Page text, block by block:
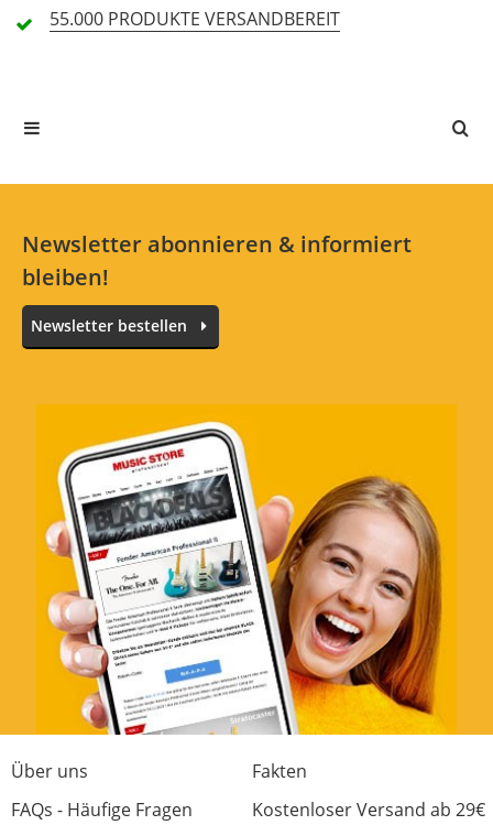
In deiner Sprache gibt es noch keine Textbewertungen.
55.000 PRODUKTE VERSANDBEREIT
Newsletter abonnieren & informiert
bleiben!
Newsletter bestellen
Über uns
Fakten
FAQs - Häufige Fragen
Kostenloser Versand ab 29€